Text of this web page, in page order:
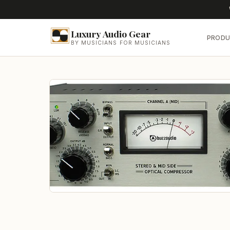
Luxury Audio Gear
BY MUSICIANS FOR MUSICIANS